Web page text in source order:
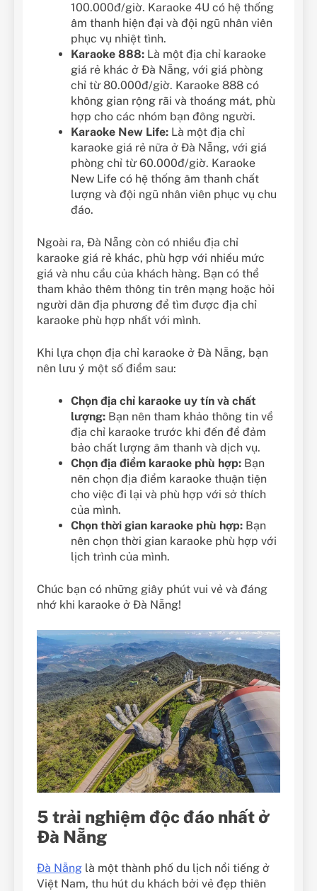
100.000đ/giờ. Karaoke 4U có hệ thống
âm thanh hiện đại và đội ngũ nhân viên
phục vụ nhiệt tình.
Karaoke 888: Là một địa chỉ karaoke
giá rẻ khác ở Đà Nẵng, với giá phòng
chỉ từ 80.000đ/giờ. Karaoke 888 có
không gian rộng rãi và thoáng mát, phù
hợp cho các nhóm bạn đông người.
Karaoke New Life: Là một địa chỉ
karaoke giá rẻ nữa ở Đà Nẵng, với giá
phòng chỉ từ 60.000đ/giờ. Karaoke
New Life có hệ thống âm thanh chất
lượng và đội ngũ nhân viên phục vụ chu
đáo.
Ngoài ra, Đà Nẵng còn có nhiều địa chỉ
karaoke giá rẻ khác, phù hợp với nhiều mức
giá và nhu cầu của khách hàng. Bạn có thể
tham khảo thêm thông tin trên mạng hoặc hỏi
người dân địa phương để tìm được địa chỉ
karaoke phù hợp nhất với mình.
Khi lựa chọn địa chỉ karaoke ở Đà Nẵng, bạn
nên lưu ý một số điểm sau:
Chọn địa chỉ karaoke uy tín và chất
lượng: Bạn nên tham khảo thông tin về
địa chỉ karaoke trước khi đến để đảm
bảo chất lượng âm thanh và dịch vụ.
Chọn địa điểm karaoke phù hợp: Bạn
nên chọn địa điểm karaoke thuận tiện
cho việc đi lại và phù hợp với sở thích
của mình.
Chọn thời gian karaoke phù hợp: Bạn
nên chọn thời gian karaoke phù hợp với
lịch trình của mình.
Chúc bạn có những giây phút vui vẻ và đáng
nhớ khi karaoke ở Đà Nẵng!
5 trải nghiệm độc đáo nhất ở
Đà Nẵng
Đà Nẵng là một thành phố du lịch nổi tiếng ở
Việt Nam, thu hút du khách bởi vẻ đẹp thiên